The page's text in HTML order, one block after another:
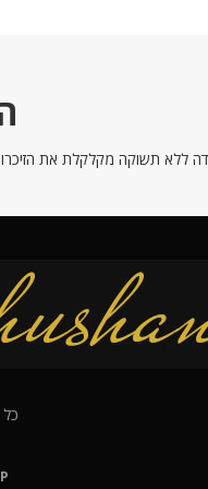
ללא תשוקה מקלקלת את
כל